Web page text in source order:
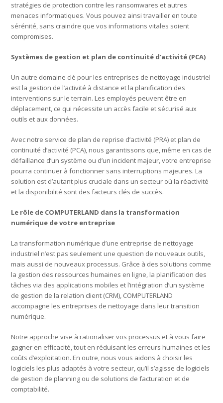
stratégies de protection contre les ransomwares et autres
menaces informatiques. Vous pouvez ainsi travailler en toute
sérénité, sans craindre que vos informations vitales soient
compromises.
Systèmes de gestion et plan de continuité d’activité (PCA)
Un autre domaine clé pour les entreprises de nettoyage industriel
est la gestion de l’activité à distance et la planification des
interventions sur le terrain. Les employés peuvent être en
déplacement, ce qui nécessite un accès facile et sécurisé aux
outils et aux données.
Avec notre service de plan de reprise d’activité (PRA) et plan de
continuité d’activité (PCA), nous garantissons que, même en cas de
défaillance d’un système ou d’un incident majeur, votre entreprise
pourra continuer à fonctionner sans interruptions majeures. La
solution est d’autant plus cruciale dans un secteur où la réactivité
et la disponibilité sont des facteurs clés de succès.
Le rôle de COMPUTERLAND dans la transformation
numérique de votre entreprise
La transformation numérique d’une entreprise de nettoyage
industriel n’est pas seulement une question de nouveaux outils,
mais aussi de nouveaux processus. Grâce à des solutions comme
la gestion des ressources humaines en ligne, la planification des
tâches via des applications mobiles et l’intégration d’un système
de gestion de la relation client (CRM), COMPUTERLAND
accompagne les entreprises de nettoyage dans leur transition
numérique.
Notre approche vise à rationaliser vos processus et à vous faire
gagner en efficacité, tout en réduisant les erreurs humaines et les
coûts d’exploitation. En outre, nous vous aidons à choisir les
logiciels les plus adaptés à votre secteur, qu’il s’agisse de logiciels
de gestion de planning ou de solutions de facturation et de
comptabilité.